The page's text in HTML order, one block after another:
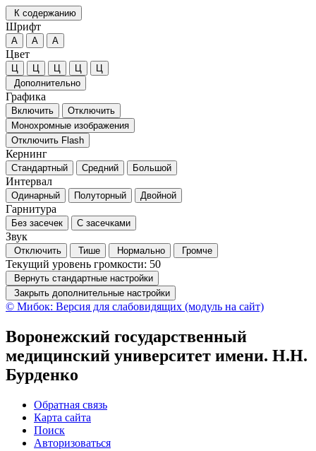
К содержанию
Шрифт
А А А
Цвет
Ц Ц Ц Ц
Ц
Дополнительно
Графика
Включить
Отключить
Монохромные изображения
Отключить Flash
Кернинг
Стандартный Средний Большой
Интервал
Одинарный Полуторный Двойной
Гарнитура
Без засечек С засечками
Звук
Отключить Тише Нормально Громче
Текущий уровень громкости: 50
Вернуть стандартные настройки
Закрыть дополнительные настройки
© Мибок: Версия для слабовидящих (модуль на сайт)
Воронежский государственный
медицинский университет имени. Н.Н.
Бурденко
Обратная связь
Карта сайта
Поиск
Авторизоваться